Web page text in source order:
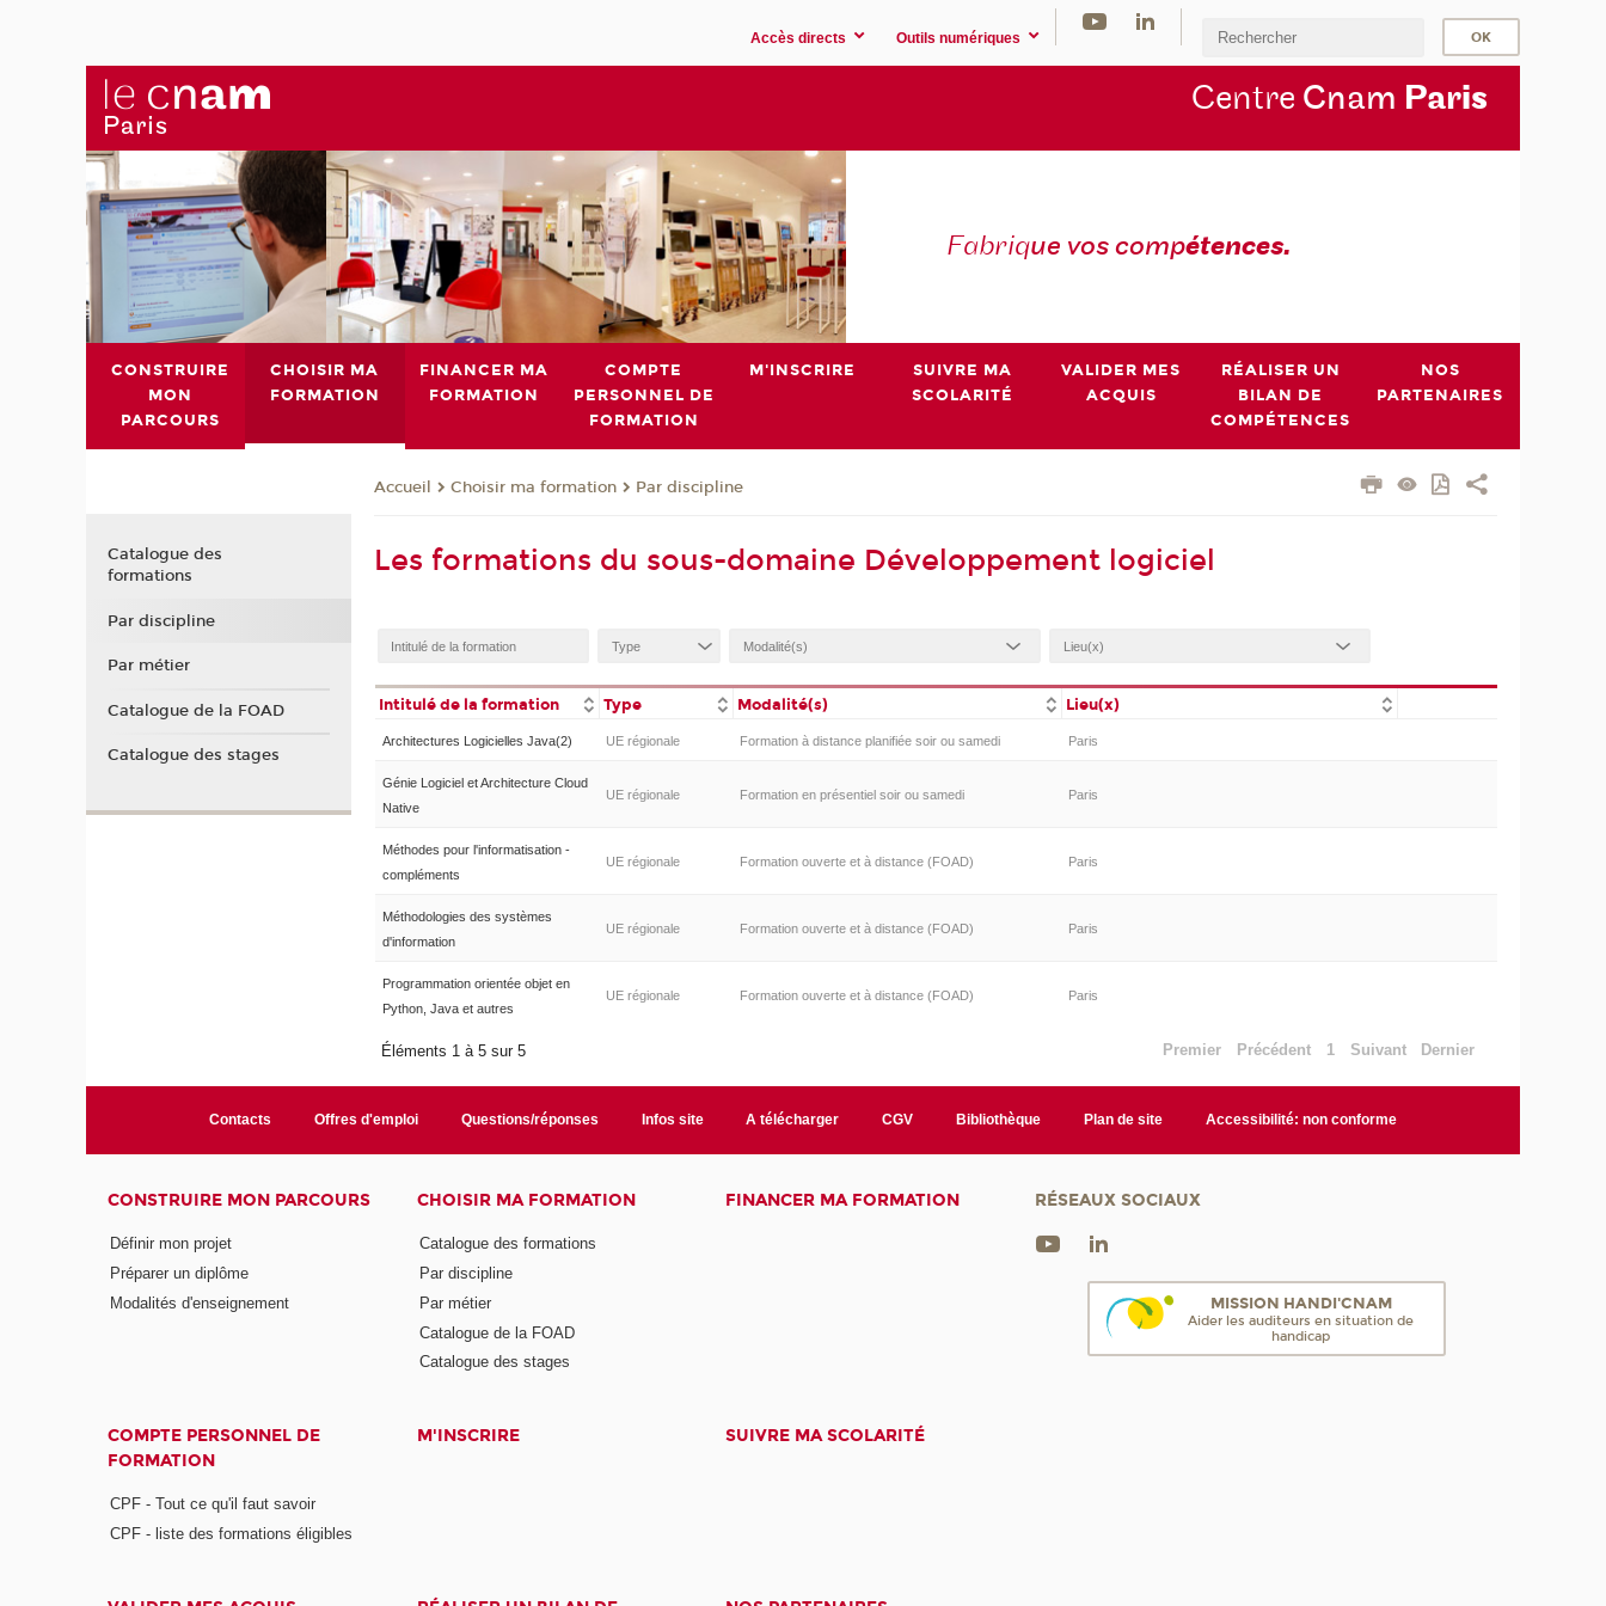
Accès directs Outils numériques
Centre Cnam Paris
Fabrique vos compétences.
CONSTRUIRE
MON
PARCOURS
CHOISIR MA
FORMATION
FINANCER MA
FORMATION
COMPTE
PERSONNEL DE
FORMATION
M'INSCRIRE
SUIVRE MA
SCOLARITÉ
VALIDER MES
ACQUIS
RÉALISER UN
BILAN DE
COMPÉTENCES
NOS
PARTENAIRES
Accueil Choisir ma formation Par discipline
Les formations du sous-domaine Développement logiciel
Intitulé de la formation Type Modalité(s) Lieu(x)
Architectures Logicielles Java(2) UE régionale Formation à distance planifiée soir ou samedi Paris
Génie Logiciel et Architecture Cloud
Native
UE régionale Formation en présentiel soir ou samedi Paris
Méthodes pour l'informatisation -
compléments
UE régionale Formation ouverte et à distance (FOAD) Paris
Méthodologies des systèmes
d'information
UE régionale Formation ouverte et à distance (FOAD) Paris
Programmation orientée objet en
Python, Java et autres
UE régionale Formation ouverte et à distance (FOAD) Paris
Éléments 1 à 5 sur 5 Premier Précédent 1 Suivant Dernier
Catalogue des
formations
Par discipline
Par métier
Catalogue de la FOAD
Catalogue des stages
Contacts Offres d'emploi Questions/réponses Infos site A télécharger CGV Bibliothèque Plan de site Accessibilité: non conforme
CONSTRUIRE MON PARCOURS
Définir mon projet
Préparer un diplôme
Modalités d'enseignement
CHOISIR MA FORMATION
Catalogue des formations
Par discipline
Par métier
Catalogue de la FOAD
Catalogue des stages
FINANCER MA FORMATION
COMPTE PERSONNEL DE
FORMATION
CPF - Tout ce qu'il faut savoir
CPF - liste des formations éligibles
M'INSCRIRE SUIVRE MA SCOLARITÉ
RÉSEAUX SOCIAUX
MISSION HANDI'CNAM
Aider les auditeurs en situation de
handicap